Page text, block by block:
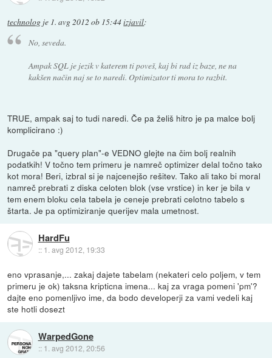
technolog je 1. avg 2012 ob 15:44izjavil:
No, seveda.
Ampak SQL je jezik v katerem ti poveš, kaj bi rad iz baze, ne na
kakšen način naj se to naredi. Optimizator ti mora to razbit.
TRUE, ampak saj to tudi naredi. Če pa želiš hitro je pa malce bolj
komplicirano :)
Drugače pa "query plan"-e VEDNO glejte na čim bolj realnih
podatkih! V točno tem primeru je namreč optimizer delal točno tako
kot mora! Beri, izbral si je najcenejšo rešitev. Tako ali tako bi moral
namreč prebrati z diska celoten blok (vse vrstice) in ker je bila v
tem enem bloku cela tabela je ceneje prebrati celotno tabelo s
štarta. Je pa optimiziranje querijev mala umetnost.
HardFu
:: 1. avg 2012, 19:33
eno vprasanje,... zakaj dajete tabelam (nekateri celo poljem, v tem
primeru je ok) taksna kripticna imena... kaj za vraga pomeni 'pm'?
dajte eno pomenljivo ime, da bodo developerji za vami vedeli kaj
ste hotli dosezt
WarpedGone
:: 1. avg 2012, 20:56